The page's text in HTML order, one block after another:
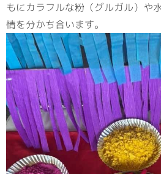
もにカラフルな粉（グルガル）や
情を分かち合います。